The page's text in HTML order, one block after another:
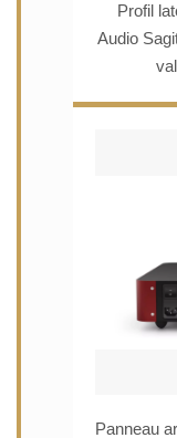
Profil
Audio
Panneau